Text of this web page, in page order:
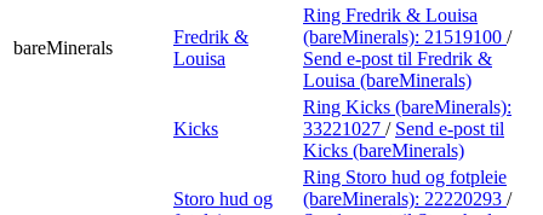
bareMinerals
Fredrik &
Louisa
Ring Fredrik & Louisa
(bareMinerals): 21519100 /
Send e-post til Fredrik &
Louisa (bareMinerals)
Kicks
Ring Kicks (bareMinerals):
33221027 / Send e-post til
Kicks (bareMinerals)
Storo hud og
Ring Storo hud og fotpleie
(bareMinerals): 22220293 /